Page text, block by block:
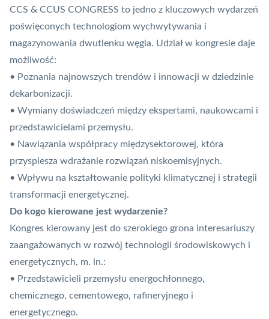
CCS & CCUS CONGRESS to jedno z kluczowych wydarzeń
poświęconych technologiom wychwytywania i
magazynowania dwutlenku węgla. Udział w kongresie daje
możliwość:
• Poznania najnowszych trendów i innowacji w dziedzinie
dekarbonizacji.
• Wymiany doświadczeń między ekspertami, naukowcami i
przedstawicielami przemysłu.
• Nawiązania współpracy międzysektorowej, która
przyspiesza wdrażanie rozwiązań niskoemisyjnych.
• Wpływu na kształtowanie polityki klimatycznej i strategii
transformacji energetycznej.
Do kogo kierowane jest wydarzenie?
Kongres kierowany jest do szerokiego grona interesariuszy
zaangażowanych w rozwój technologii środowiskowych i
energetycznych, m. in.:
• Przedstawicieli przemysłu energochłonnego,
chemicznego, cementowego, rafineryjnego i
energetycznego.